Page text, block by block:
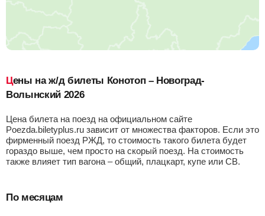
Цены на ж/д билеты Конотоп – Новоград-
Волынский 2026
Цена билета на поезд на официальном сайте
Poezda.biletyplus.ru зависит от множества факторов. Если это
фирменный поезд РЖД, то стоимость такого билета будет
гораздо выше, чем просто на скорый поезд. На стоимость
также влияет тип вагона – общий, плацкарт, купе или СВ.
По месяцам